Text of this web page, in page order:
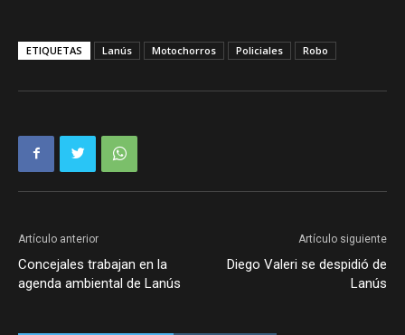
ETIQUETAS Lanús Motochorros Policiales Robo
Artículo anterior
Concejales trabajan en la
agenda ambiental de Lanús
Artículo siguiente
Diego Valeri se despidió de
Lanús